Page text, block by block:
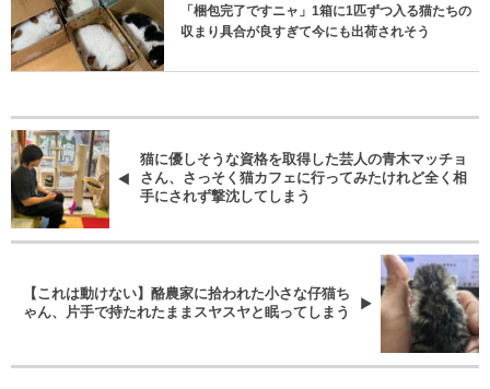
「梱包完了ですニャ」1箱に1匹ずつ入る猫たちの
収まり具合が良すぎて今にも出荷されそう
猫に優しそうな資格を取得した芸人の青木マッチョ
さん、さっそく猫カフェに行ってみたけれど全く相
手にされず撃沈してしまう
【これは動けない】酪農家に拾われた小さな仔猫ち
ゃん、片手で持たれたままスヤスヤと眠ってしまう